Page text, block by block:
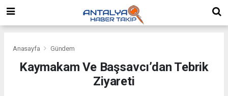
Anasayfa Gündem
Kaymakam Ve Başsavcı’dan Tebrik
Ziyareti